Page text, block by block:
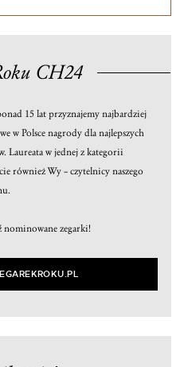
CH24
15 lat przyznajemy najbardziej
w Polsce nagrody dla najlepszych
Laureata w jednej z kategorii
również Wy – czytelnicy naszego
nominowane zegarki!